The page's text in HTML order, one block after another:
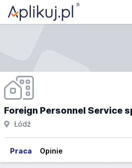
Foreign Personnel Service
Łódź
Praca Opinie